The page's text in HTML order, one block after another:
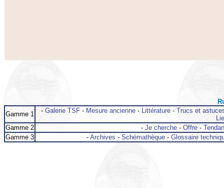
Gamme 1
- Galerie TSF- Mesure ancienne- Littérature- Trucs et
Gamme 2
- Je cherche- Offre-
Gamme 3
- Archives - Schémathèque- Glossaire